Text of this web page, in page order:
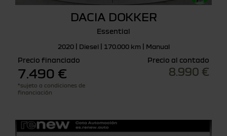
DACIA DOKKER
Essential
2020 | Diesel | 170.000 km | Manual
Precio financiado
7.490 €
*sujeto a condiciones de
financiación
Precio al contado
8.990 €